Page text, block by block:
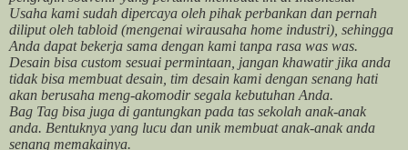
Usaha kami sudah dipercaya oleh pihak perbankan dan pernah
diliput oleh tabloid (mengenai wirausaha home industri), sehingga
Anda dapat bekerja sama dengan kami tanpa rasa was was.
Desain bisa custom sesuai permintaan, jangan khawatir jika anda
tidak bisa membuat desain, tim desain kami dengan senang hati
akan berusaha meng-akomodir segala kebutuhan Anda.
Bag Tag bisa juga di gantungkan pada tas sekolah anak-anak
anda. Bentuknya yang lucu dan unik membuat anak-anak anda
senang memakainya.